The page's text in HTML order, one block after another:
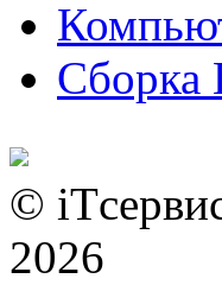
Сборка
©
2026